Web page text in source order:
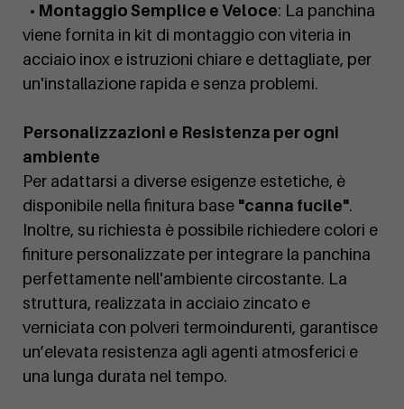
• Montaggio Semplice e Veloce: La panchina
viene fornita in kit di montaggio con viteria in
acciaio inox e istruzioni chiare e dettagliate, per
un'installazione rapida e senza problemi.
Personalizzazioni e Resistenza per ogni
ambiente
Per adattarsi a diverse esigenze estetiche, è
disponibile nella finitura base "canna fucile".
Inoltre, su richiesta è possibile richiedere colori e
finiture personalizzate per integrare la panchina
perfettamente nell'ambiente circostante. La
struttura, realizzata in acciaio zincato e
verniciata con polveri termoindurenti, garantisce
un’elevata resistenza agli agenti atmosferici e
una lunga durata nel tempo.